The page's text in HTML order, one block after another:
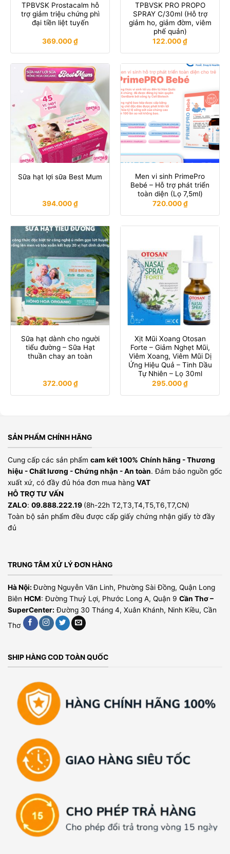
TPBVSK Prostacalm hỗ
trợ giảm triệu chứng phì
đại tiền liệt tuyến
369.000₫
TPBVSK PRO PROPO
SPRAY C/30ml (Hỗ trợ
giảm ho, giảm đờm, viêm
phế quản)
122.000₫
Sữa hạt lợi sữa Best Mum
394.000₫
Men vi sinh PrimePro
Bebé – Hỗ trợ phát triển
toàn diện (Lọ 7,5ml)
720.000₫
Sữa hạt dành cho người
tiểu đường – Sữa Hạt
thuần chay an toàn
372.000₫
Xịt Mũi Xoang Otosan
Forte – Giảm Nghẹt Mũi,
Viêm Xoang, Viêm Mũi Dị
Ứng Hiệu Quả – Tinh Dầu
Tự Nhiên – Lọ 30ml
295.000₫
SẢN PHẨM CHÍNH HÃNG
Cung cấp các sản phẩm cam kết 100% Chính hãng - Thương
hiệu - Chất lương - Chứng nhận - An toàn. Đảm bảo nguồn gốc
xuất xứ, có đầy đủ hóa đơn mua hàng VAT
HỖ TRỢ TƯ VẤN
ZALO: 09.888.222.19 (8h-22h T2,T3,T4,T5,T6,T7,CN)
Toàn bộ sản phẩm đều được cấp giấy chứng nhận giấy tờ đầy
đủ
TRUNG TÂM XỬ LÝ ĐƠN HÀNG
Hà Nội:Đường Nguyễn Văn Linh, Phường Sài Đồng, Quận Long
Biên HCM: Đường Thuỷ Lợi, Phước Long A, Quận 9 Cần Thơ –
SuperCenter: Đường 30 Tháng 4, Xuân Khánh, Ninh Kiều, Cần
Thơ
SHIP HÀNG COD TOÀN QUỐC